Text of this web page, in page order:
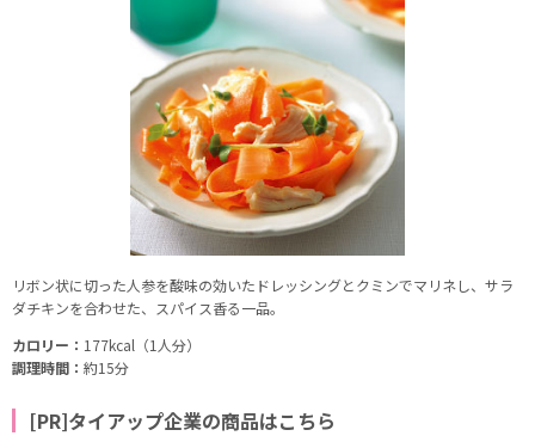
リボン状に切った人参を酸味の効いたドレッシングとクミンでマリネし、サラ
ダチキンを合わせた、スパイス香る一品。
カロリー： 177kcal（1人分）
調理時間： 約15分
[PR]タイアップ企業の商品はこちら